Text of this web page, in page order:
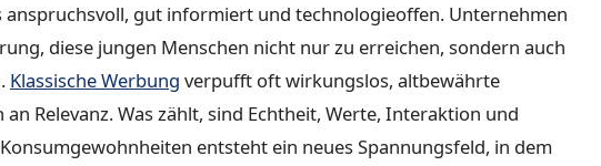
anspruchsvoll, gut informiert und technologieoffen. Unternehmen
diese jungen Menschen nicht nur zu erreichen, sondern auch
Klassische Werbung verpufft oft wirkungslos, altbewährte
Relevanz. Was zählt, sind Echtheit, Werte, Interaktion und
entsteht ein neues Spannungsfeld, in dem